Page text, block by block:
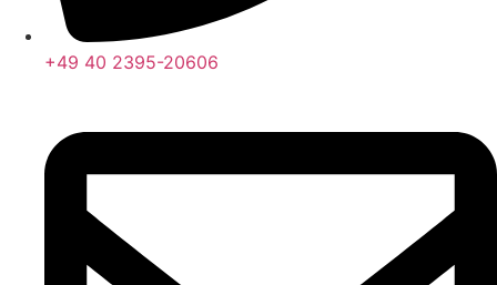
+49 40 2395-20606